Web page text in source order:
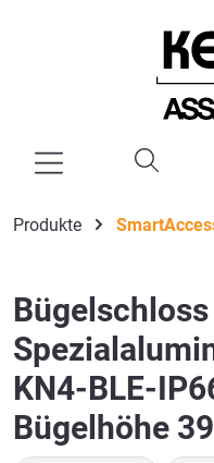
Produkte
KN4-BLE-
Bügelhöhe